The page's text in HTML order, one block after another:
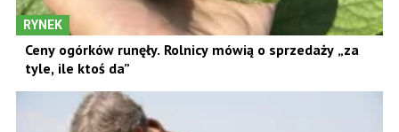
RYNEK
Ceny ogórków runęły. Rolnicy mówią o sprzedaży „za
tyle, ile ktoś da”